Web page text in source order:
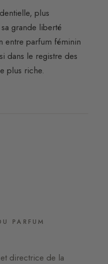
plus
grande liberté
entre parfum féminin
dans le registre des
plus riche.
PARFUM
directrice de la